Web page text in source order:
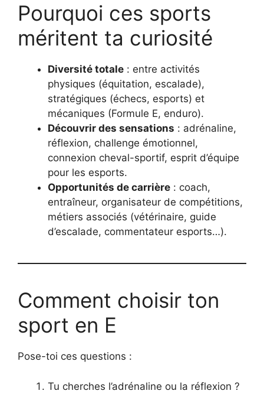
Pourquoi ces sports
méritent ta curiosité
Diversité totale : entre activités
physiques (équitation, escalade),
stratégiques (échecs, esports) et
mécaniques (Formule E, enduro).
Découvrir des sensations : adrénaline,
réflexion, challenge émotionnel,
connexion cheval-sportif, esprit d’équipe
pour les esports.
Opportunités de carrière : coach,
entraîneur, organisateur de compétitions,
métiers associés (vétérinaire, guide
d’escalade, commentateur esports…).
Comment choisir ton
sport en E
Pose-toi ces questions :
Tu cherches l’adrénaline ou la réflexion ?